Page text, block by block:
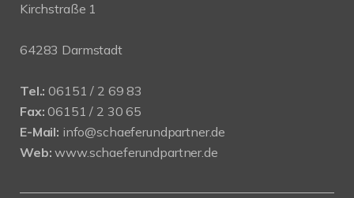
Kirchstraße 1
64283 Darmstadt
Tel.: 06151 / 2 69 83
Fax: 06151 / 2 30 65
E-Mail: info@schaeferundpartner.de
Web: www.schaeferundpartner.de